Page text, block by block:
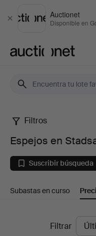
Cerrar
Auctionet
Disponible en
Espejos
en
Sundsvall
Filtros
Espejos en
Suscribir búsqueda
Subastas en curso
Filtrar